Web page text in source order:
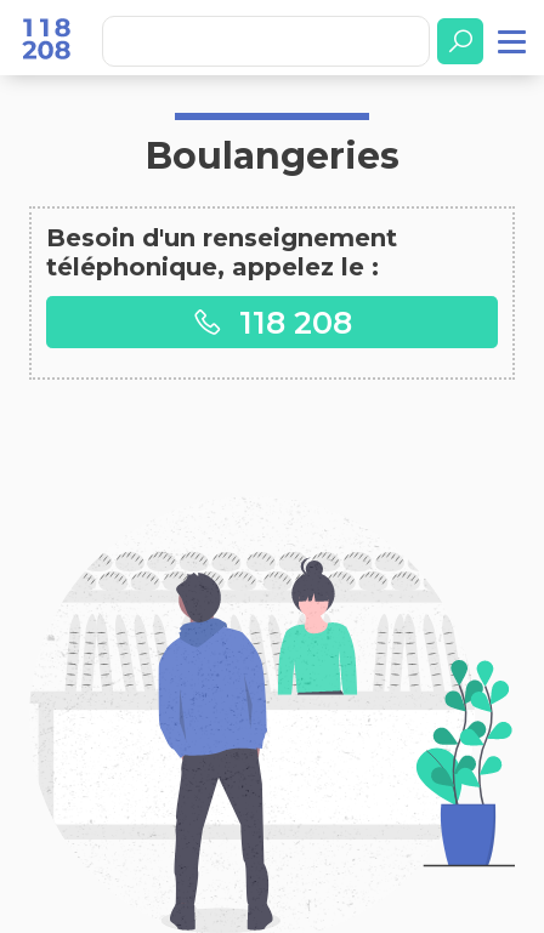
Accueil
Boulangeries
Besoin d'un renseignement
téléphonique, appelez le :
118 208